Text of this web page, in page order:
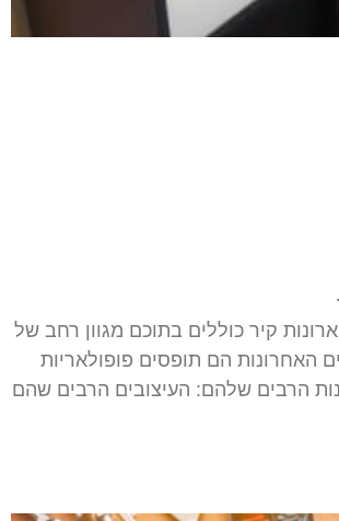
ארונות קיר כוללים בתוכם מגוון רחב של
האחרונות הם תופסים פופולאריות
הרבים שלהם: העיצובים הרבים שהם